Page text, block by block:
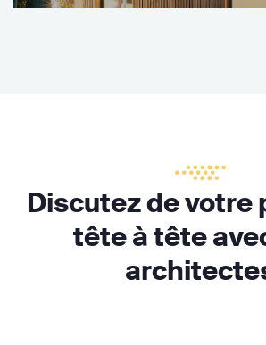
Discutez de votre
tête à tête